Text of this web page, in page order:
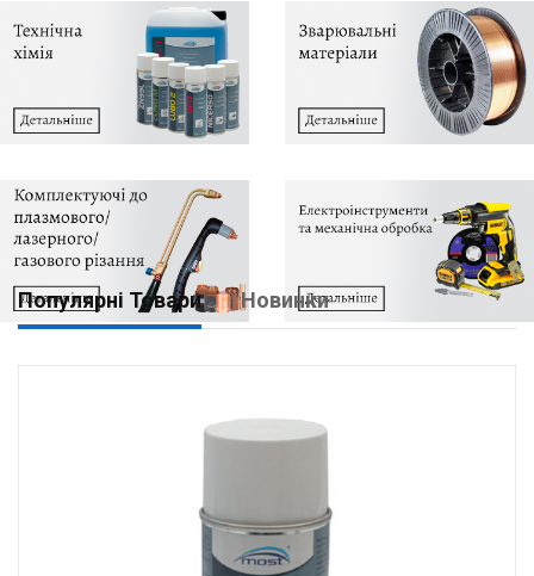
Популярні Товари Новинки